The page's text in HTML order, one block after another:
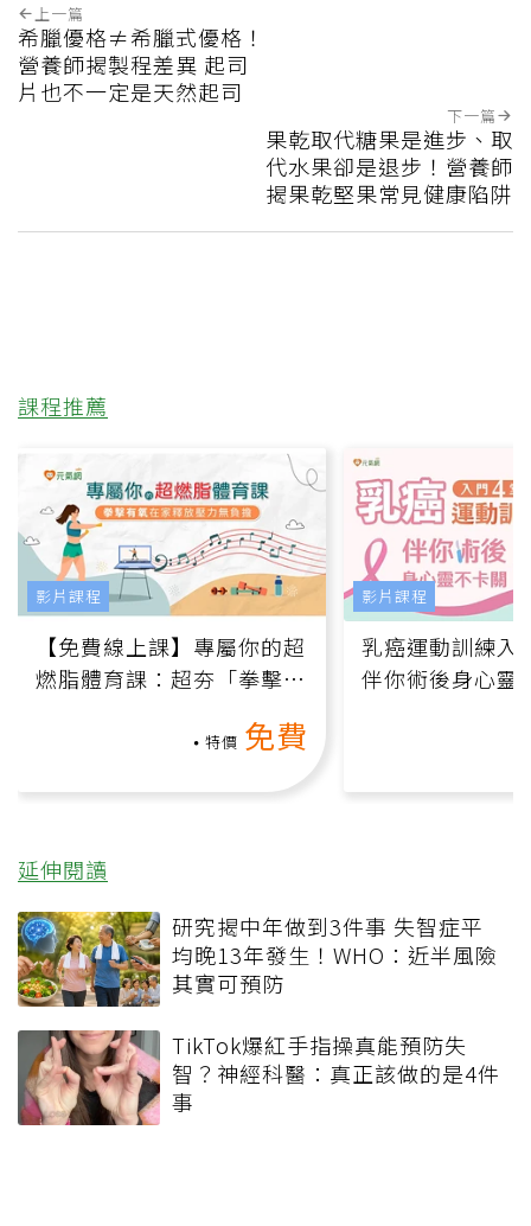
上一篇
希臘優格≠希臘式優格！
營養師揭製程差異 起司
片也不一定是天然起司
下一篇
果乾取代糖果是進步、取
代水果卻是退步！營養師
揭果乾堅果常見健康陷阱
課程推薦
【免費線上課】專屬你的超
燃脂體育課：超夯「拳擊有
特價 免費
影片課程
乳癌運動訓練入
伴你術後身心靈
影片課程
延伸閱讀
研究揭中年做到3件事 失智症平
均晚13年發生！WHO：近半風險
其實可預防
TikTok爆紅手指操真能預防失
智？神經科醫：真正該做的是4件
事